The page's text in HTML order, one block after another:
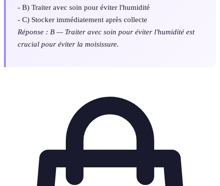
- B) Traiter avec soin pour éviter l'humidité
- C) Stocker immédiatement après collecte
Réponse : B — Traiter avec soin pour éviter l'humidité est
crucial pour éviter la moisissure.